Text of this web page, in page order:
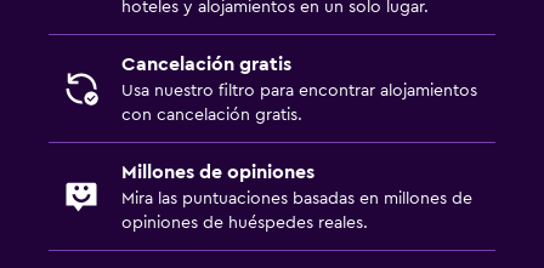
Carga de vehículos eléctricos
Traslado aeropuerto
Ideal para familias
Cuidado de niños o guardería
hoteles y alojamientos en un solo lugar.
Cancelación gratis
Usa nuestro filtro para encontrar alojamientos
con cancelación gratis.
Millones de opiniones
Mira las puntuaciones basadas en millones de
opiniones de huéspedes reales.